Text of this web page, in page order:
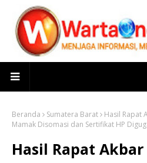
Beranda Sumatera Barat
Hasil Rapat
Mamak Disomasi dan Sertifikat HP
Hasil Rapat